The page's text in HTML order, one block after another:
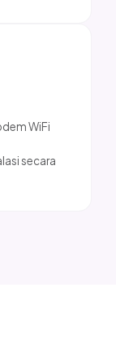
WiFi
secara